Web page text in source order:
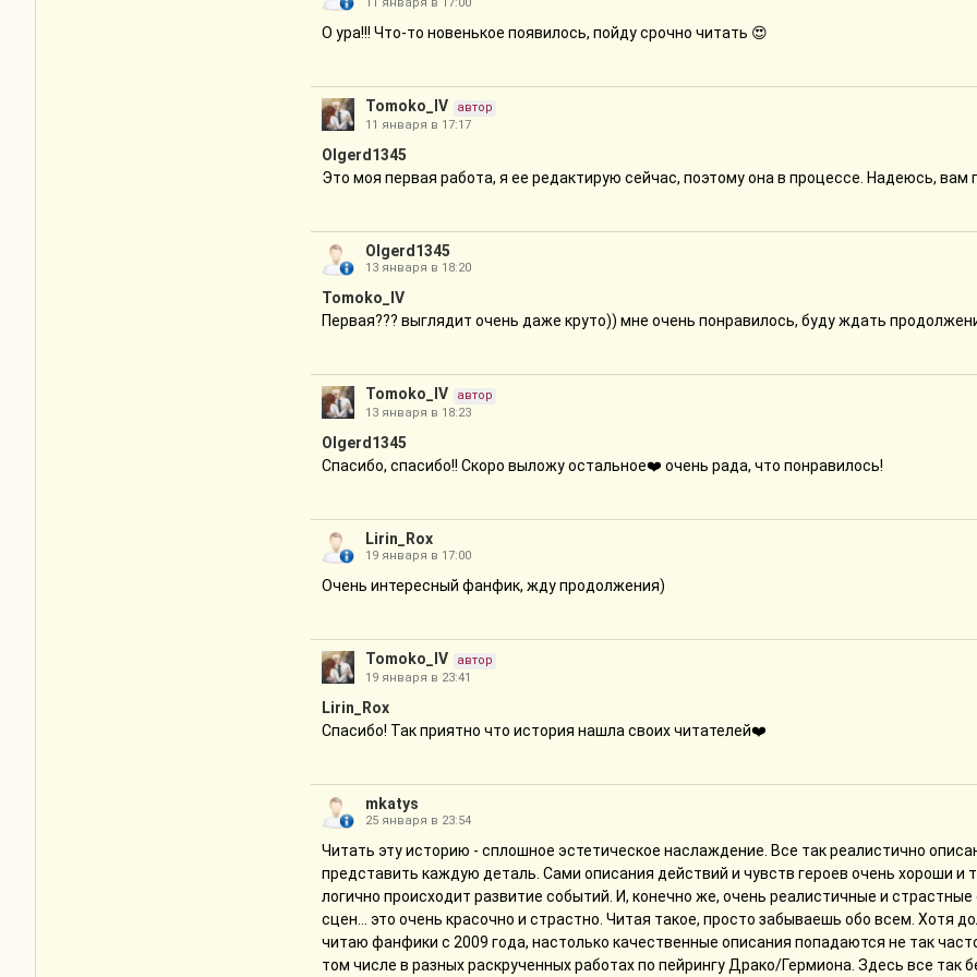
Гермионе постепенно трансформируется в эмоциональную привязанность, описано
точки зрения мужской психологии, по-взрослому.
О ура!!! Что-то новенькое появилось, пойду срочно читать 😍
Tomoko_IV
автор
11 января в 17:17
Olgerd1345
Это моя первая работа, я ее редактирую сейчас, поэтому она в процессе. Надеюсь, вам
Olgerd1345
13 января в 18:20
Tomoko_IV
Первая??? выглядит очень даже круто)) мне очень понравилось, буду ждать
Tomoko_IV
автор
13 января в 18:23
Olgerd1345
Спасибо, спасибо!! Скоро выложу остальное❤️ очень рада, что понравилось!
Lirin_Rox
19 января в 17:00
Очень интересный фанфик, жду продолжения)
Tomoko_IV
автор
19 января в 23:41
Lirin_Rox
Спасибо! Так приятно что история нашла своих читателей❤️
mkatys
25 января в 23:54
Читать эту историю - сплошное эстетическое наслаждение. Все так реалистично
представить каждую деталь. Сами описания действий и чувств героев очень хороши и
логично происходит развитие событий. И, конечно же, очень реалистичные и
сцен... это очень красочно и страстно. Читая такое, просто забываешь обо всем. Хотя
читаю фанфики с 2009 года, настолько качественные описания попадаются не так
том числе в разных раскрученных работах по пейрингу Драко/Гермиона. Здесь все так